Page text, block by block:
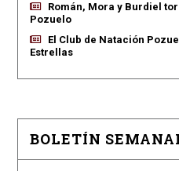
Román, Mora y Burdiel
Pozuelo
El Club de Natación
Estrellas
BOLETÍN